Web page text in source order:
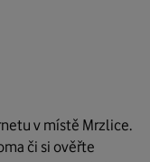
v místě Mrzlice.
či si ověřte